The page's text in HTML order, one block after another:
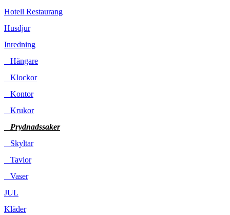
Hotell Restaurang
Husdjur
Inredning
Hängare
Klockor
Kontor
Krukor
Prydnadssaker
Skyltar
Tavlor
Vaser
JUL
Kläder